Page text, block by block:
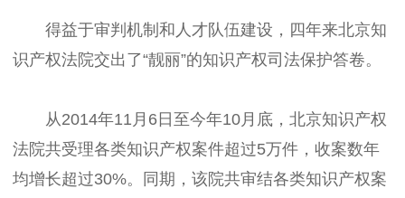
得益于审判机制和人才队伍建设，四年来北京知
识产权法院交出了“靓丽”的知识产权司法保护答卷。
从2014年11月6日至今年10月底，北京知识产权
法院共受理各类知识产权案件超过5万件，收案数年
均增长超过30%。同期，该院共审结各类知识产权案